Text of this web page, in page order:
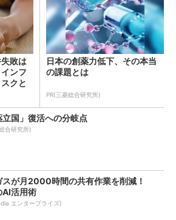
失敗は
ンフ
クと
日本の創薬力低下、その本当
の課題とは
PR(三菱総合研究所)
立国」復活への分岐点
合研究所)
スが月2000時間の共有作業を削減！
AI活用術
エンタープライズ)